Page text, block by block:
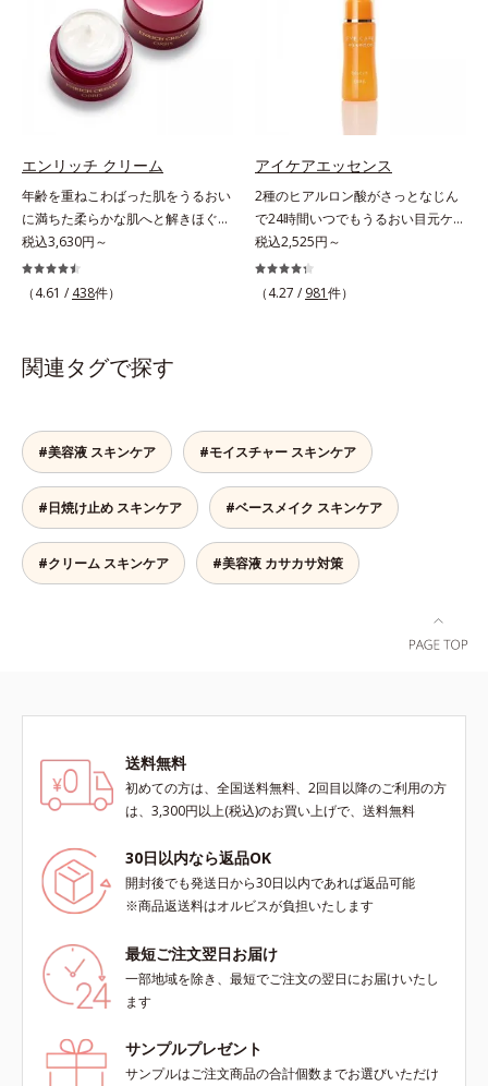
ラニンの生成を抑え、シミ・ソバカ
スを防ぐ（ウォッシュを除く）*2
オルビス内スキンケアシリーズの保
湿力*3 年齢に応じたお手入れのこ
と*4 角層まで*5 うるおいによ
*7 乾燥による*8 保湿成分*9
キス配合＝うるおいを与えハリと透
明感に満ちた肌へ導く保湿成分
*10 メマツヨイグサ抽出液、スイ
カズラエキス配合＝角層のすみずみ
まで水分・油分を保ち、ハリ・ツヤ
イジングケアを応援します。*1 メ
ラニンの生成を抑え、シミ・ソバカ
スを防ぐ（ウォッシュを除く）*2
オルビス内スキンケアシリーズの保
と*4 剥がれずに肌に蓄積した古い
角層*5 乾燥による*6 洗浄によ
*8 乾燥、ハリ・ツヤのなさ*9
保湿成分*10 ロニセラカエルレア
果汁、ノバラエキス配合＝うるおい
を与えハリと透明感に満ちた肌へ導
く保湿成分*11 メマツヨイグサ抽
ンケア機能は全身にも。なかなか手
が回らない、ボディの乾燥対策にも
おすすめです。ゆずの爽やかな香り
とすっきりとした酸味が特徴の「ゆ
ず風味」、芳醇なマスカットの香り
香りと爽やかな甘味が楽しめる「ピ
ーチ風味」の3種のフレーバーをご
用意。その日の気分に合わせてチョ
イスできるから、より飽きにくく、
水なしで飲めるから、毎日手軽にお
いしく続けられます。*1 販売商品
ドは、肌の水分を逃しにくくするた
め、肌の乾燥が気になる方に適して
整えた後、保湿ジェルを使用する前
に使うのが効果的。より積極的な集
中エイジングケアで、もっちりとし
た、つややかな肌に出合えます。*
エンリッチ クリーム
年齢を重ねこわばった肌をうるおい
に満ちた柔らかな肌へと解きほぐ
す。セラミド配合保湿クリーム。う
るおい続く柔らかな肌へ整える、エ
イジングケア(*1)保湿クリームで
ドを極小のナノサイズにカプセル化
しました。内包した3大保湿成分＝
に浸透(*4)し、うるおいに満ちた状
態が続く肌へ整えます。さらに年齢
肌がうるおいとともに失ってしまう
ハリ・弾力に、モイストエンリッチ
コンプレックス(*5）がアプロー
チ。ベタつかずみずみずしい使いご
こちでこわばった肌を解きほぐし、
おいと柔らかさを与える保湿成分
税込3,630円～
（4.61 / 438件）
アイケアエッセンス
2種のヒアルロン酸がさっとなじん
で24時間いつでもうるおい目元ケ
ア。メイクの上からもプラスオン
OK。「目元がカサつく、ハリがな
い、疲れて見える・・・」目元を見
からでも24時間使える美容液です。
2種類のヒアルロン酸が肌の外と内
から贅沢保湿。肌に素早くなじみ、
ここちよく肌を整えます。無油分だ
からこそ実現できたべたつかない使
いごこちで、つけた瞬間から、うる
おいとハリ感のある肌へ。目元はも
税込2,525円～
（4.27 / 981件）
関連タグで探す
#美容液 スキンケア #モイスチャー スキンケア
#日焼け止め スキンケア #ベースメイク スキンケア
#クリーム スキンケア #美容液 カサカサ対策
送料無料
初めての方は、全国送料無料、2回目以降のご利用の方
は、3,300円以上(税込)のお買い上げで、送料無料
30日以内なら返品OK
開封後でも発送日から30日以内であれば返品可能
※商品返送料はオルビスが負担いたします
最短ご注文翌日お届け
一部地域を除き、最短でご注文の翌日にお届けいたし
ます
サンプルプレゼント
サンプルはご注文商品の合計個数までお選びいただけ